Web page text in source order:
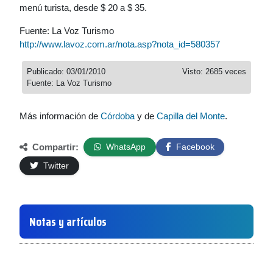
menú turista, desde $ 20 a $ 35.
Fuente: La Voz Turismo
http://www.lavoz.com.ar/nota.asp?nota_id=580357
Visto: 2685 veces
Publicado: 03/01/2010
Fuente: La Voz Turismo
Más información de Córdoba y de Capilla del Monte.
Compartir: WhatsApp
Facebook
Twitter
Notas y artículos